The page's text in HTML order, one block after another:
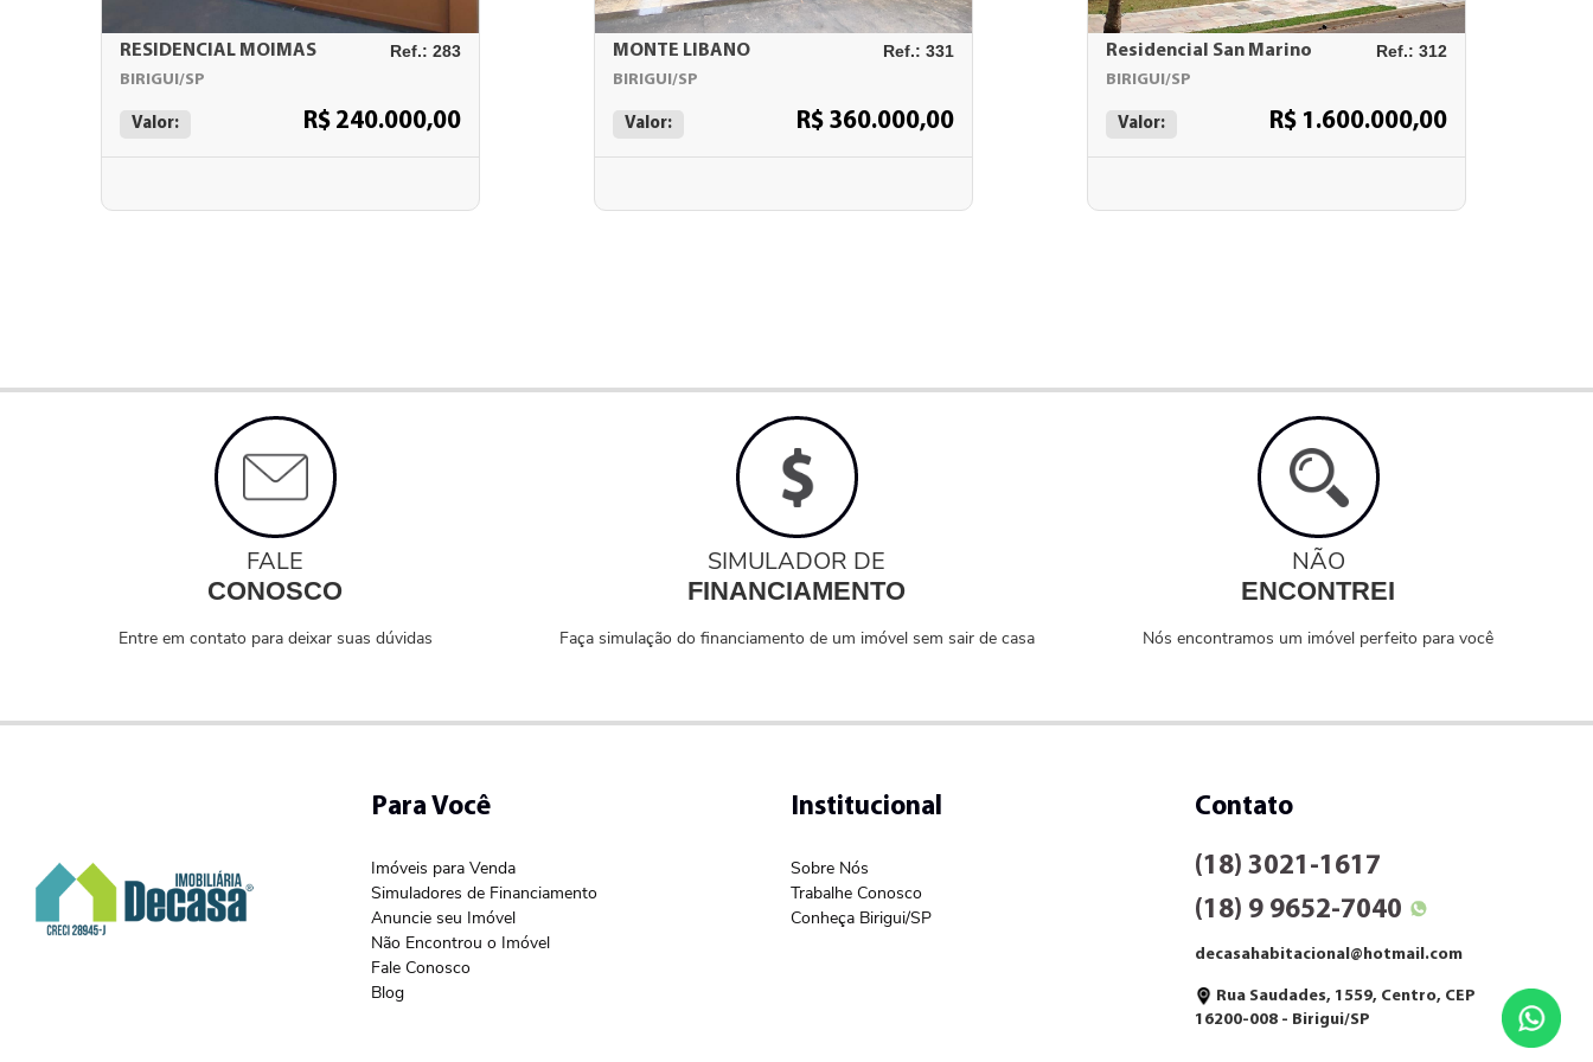
RESIDENCIAL MOIMAS Ref.: 283
BIRIGUI/SP
Valor: R$ 240.000,00
MONTE LIBANO Ref.: 331
BIRIGUI/SP
Valor: R$ 360.000,00
Residencial San Marino Ref.: 312
BIRIGUI/SP
Valor: R$ 1.600.000,00
FALE
CONOSCO
Entre em contato para deixar suas dúvidas
SIMULADOR DE
FINANCIAMENTO
Faça simulação do financiamento de um imóvel sem sair de casa
NÃO
ENCONTREI
Nós encontramos um imóvel perfeito para você
Para Você
Imóveis para Venda
Simuladores de Financiamento
Anuncie seu Imóvel
Não Encontrou o Imóvel
Fale Conosco
Blog
Institucional
Sobre Nós
Trabalhe Conosco
Conheça Birigui/SP
Contato
(18) 3021-1617
(18) 9 9652-7040
decasahabitacional@hotmail.com
Rua Saudades, 1559, Centro, CEP
16200-008 - Birigui/SP